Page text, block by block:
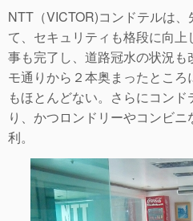
NTT（VICTOR)コンドテルは
て、セキュリティも格段に向
事も完了し、道路冠水の状況も
モ通りから２本奥まったとこ
もほとんどない。さらにコン
り、かつロンドリーやコンビ
利。